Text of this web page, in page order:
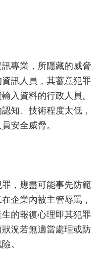
專業，所隱藏的威脅
訊人員，其蓄意犯罪
入資料的行政人員。
知、技術程度太低，
安全威脅。
，應盡可能事先防範
企業內被主管辱罵，
的報復心理即其犯罪
況若無適當處理或防
。